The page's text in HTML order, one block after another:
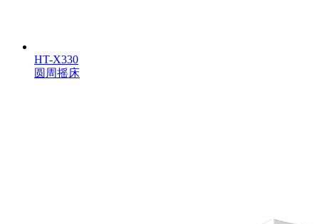
HT-X330
圆周摇床